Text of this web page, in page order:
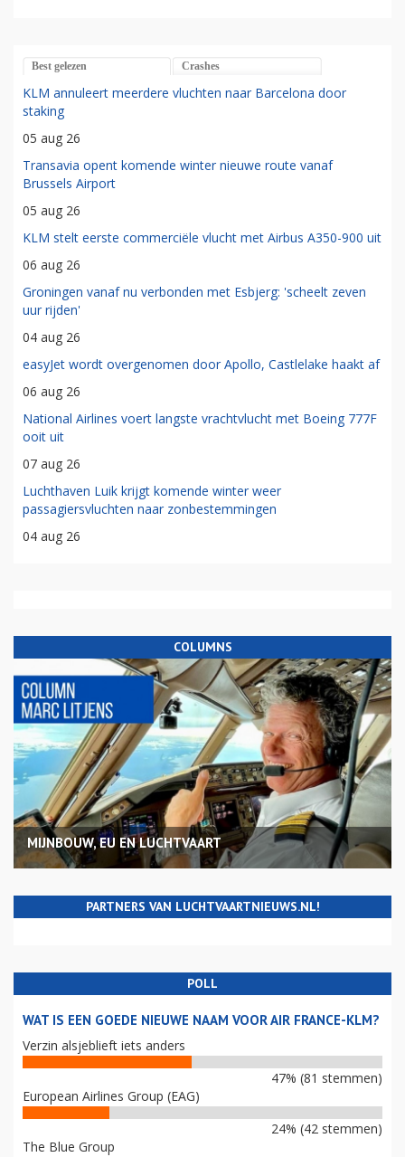
Best gelezen Crashes
KLM annuleert meerdere vluchten naar Barcelona door
staking
05 aug 26
Transavia opent komende winter nieuwe route vanaf
Brussels Airport
05 aug 26
KLM stelt eerste commerciële vlucht met Airbus A350-900 uit
06 aug 26
Groningen vanaf nu verbonden met Esbjerg: 'scheelt zeven
uur rijden'
04 aug 26
easyJet wordt overgenomen door Apollo, Castlelake haakt af
06 aug 26
National Airlines voert langste vrachtvlucht met Boeing 777F
ooit uit
07 aug 26
Luchthaven Luik krijgt komende winter weer
passagiersvluchten naar zonbestemmingen
04 aug 26
COLUMNS
MIJNBOUW, EU EN LUCHTVAART
PARTNERS VAN LUCHTVAARTNIEUWS.NL!
POLL
WAT IS EEN GOEDE NIEUWE NAAM VOOR AIR FRANCE-KLM?
Verzin alsjeblieft iets anders
47% (81 stemmen)
European Airlines Group (EAG)
24% (42 stemmen)
The Blue Group